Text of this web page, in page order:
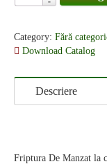
Category: Fără
Download Catalog
Descriere
Friptura De Manzat la